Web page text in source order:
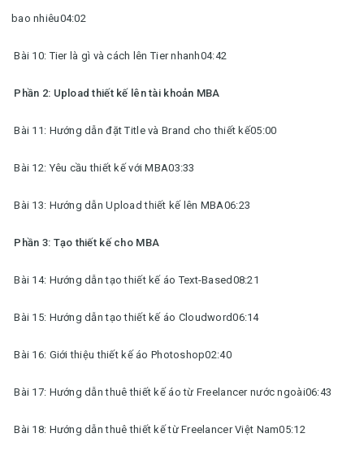
bao nhiêu04:02
Bài 10: Tier là gì và cách lên Tier nhanh04:42
Phần 2: Upload thiết kế lên tài khoản MBA
Bài 11: Hướng dẫn đặt Title và Brand cho thiết kế05:00
Bài 12: Yêu cầu thiết kế với MBA03:33
Bài 13: Hướng dẫn Upload thiết kế lên MBA06:23
Phần 3: Tạo thiết kế cho MBA
Bài 14: Hướng dẫn tạo thiết kế áo Text-Based08:21
Bài 15: Hướng dẫn tạo thiết kế áo Cloudword06:14
Bài 16: Giới thiệu thiết kế áo Photoshop02:40
Bài 17: Hướng dẫn thuê thiết kế áo từ Freelancer nước ngoài06:43
Bài 18: Hướng dẫn thuê thiết kế từ Freelancer Việt Nam05:12